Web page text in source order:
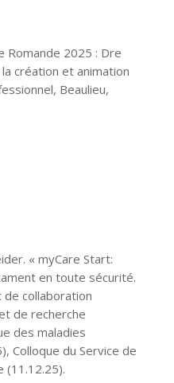
Romande 2025 : Dre
création et animation
Beaulieu,
« myCare Start:
en toute sécurité.
collaboration
de recherche
des maladies
Colloque du Service de
(11.12.25).